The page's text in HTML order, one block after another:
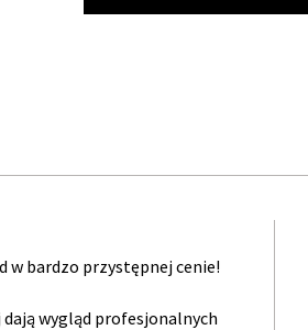
w bardzo przystępnej cenie!
wygląd profesjonalnych